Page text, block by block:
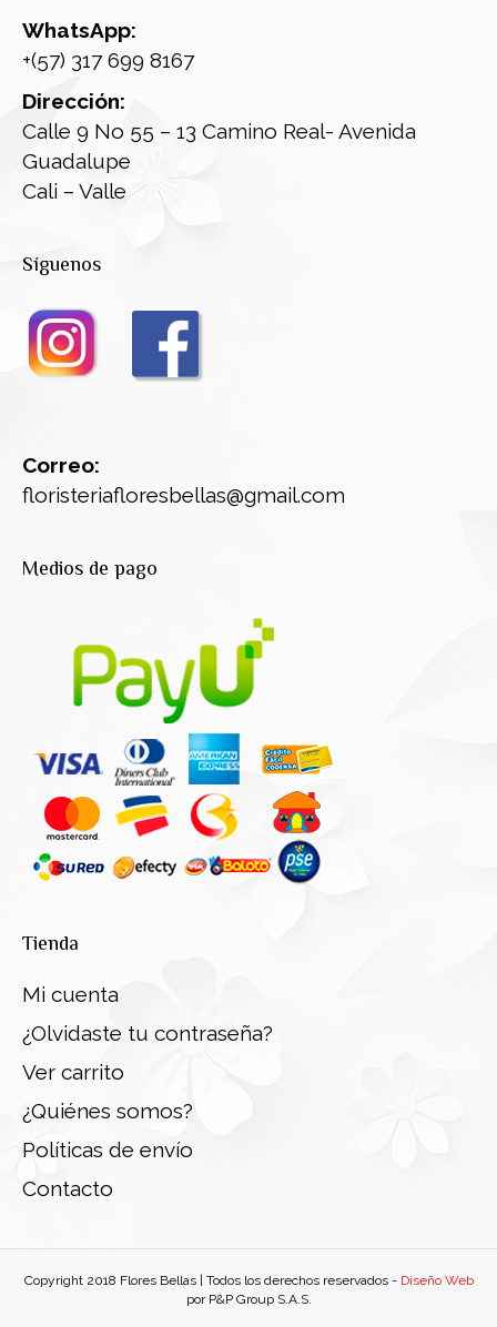
WhatsApp:
+(57) 317 699 8167
Dirección:
Calle 9 No 55 – 13 Camino Real- Avenida
Guadalupe
Cali – Valle
Síguenos
Correo:
floristeriafloresbellas@gmail.com
Medios de pago
Tienda
Mi cuenta
¿Olvidaste tu contraseña?
Ver carrito
¿Quiénes somos?
Políticas de envío
Contacto
Copyright 2018 Flores Bellas | Todos los derechos reservados - Diseño Web
por P&P Group S.A.S.